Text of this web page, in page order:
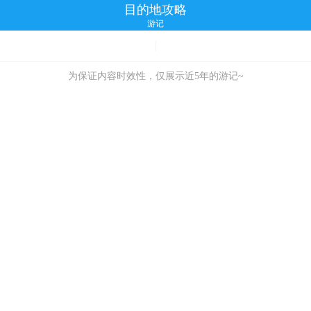
目的地攻略
游记
为保证内容时效性，仅展示近5年的游记~